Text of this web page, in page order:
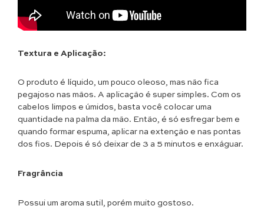
Textura e Aplicação:
O produto é líquido, um pouco oleoso, mas não fica
pegajoso nas mãos. A aplicação é super simples. Com os
cabelos limpos e úmidos, basta você colocar uma
quantidade na palma da mão. Então, é só esfregar bem e
quando formar espuma, aplicar na extenção e nas pontas
dos fios. Depois é só deixar de 3 a 5 minutos e enxáguar.
Fragrância
Possui um aroma sutil, porém muito gostoso.